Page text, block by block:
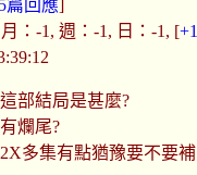
篇回應]
：-1, 週：-1, 日：-1, [+1
這部結局是甚麼?
有爛尾?
2X多集有點猶豫要不要補